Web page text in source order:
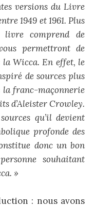
versions du Livre
1949 et 1961. Plus
livre comprend de
permettront de
la Wicca. En effet, le
de sources plus
la franc-maçonnerie
d’Aleister Crowley.
qu’il devient
profonde des
donc un bon
souhaitant
»
: nous avons